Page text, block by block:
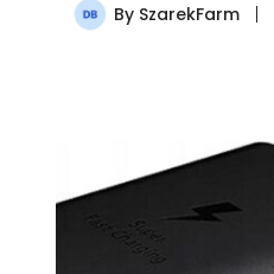
By SzarekFarm